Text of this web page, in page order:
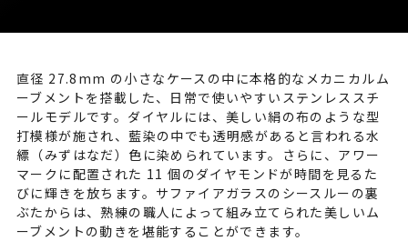
直径 27.8mm の小さなケースの中に本格的なメカニカルム
ーブメントを搭載した、日常で使いやすいステンレススチ
ールモデルです。ダイヤルには、美しい絹の布のような型
打模様が施され、藍染の中でも透明感があると言われる水
縹（みずはなだ）色に染められています。さらに、アワー
マークに配置された 11 個のダイヤモンドが時間を見るた
びに輝きを放ちます。サファイアガラスのシースルーの裏
ぶたからは、熟練の職人によって組み立てられた美しいム
ーブメントの動きを堪能することができます。